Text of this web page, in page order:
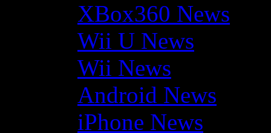
XBox360 News
Wii U News
Wii News
Android News
iPhone News